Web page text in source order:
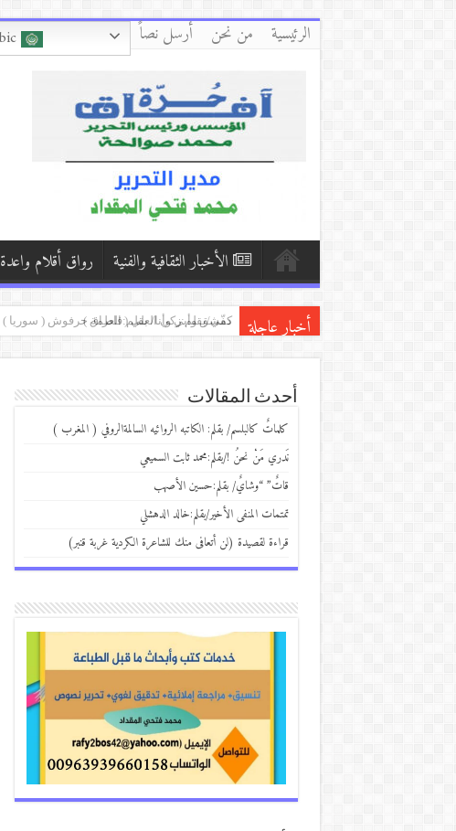
الرئيسية من نحن أرسل نصاً Arabic
الأخبار الثقافية والفنية رواق أقلام واعدة
أخبار عاجلة كفّي/بقلم:زكي العلي ( العراق )
بكاء المساكين / بقلم:هشام باشا (اليمن)
إِنْ يَنْقُصِ الصَّبْرُ/ بقلم:أحمد النظامي
أحدث المقالات
كلماتٌ كالبلسم/ بقلم: الكاتبه الروائيه السالمةالروفي ( المغرب )
نَدري مَنْ نحنُ !/بقلم:محمد ثابت السميعي
قاتٌ” “وشايٌ/ بقلم:حسين الأصهب
تمتمات المنفى الأخير/بقلم:خالد الدهشلي
قراءة لقصيدة (لن أتعافى منك للشاعرة الكردية غربة قنبر)